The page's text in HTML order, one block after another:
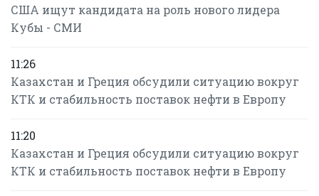
США ищут кандидата на роль нового лидера
Кубы - СМИ
11:26
Казахстан и Греция обсудили ситуацию вокруг
КТК и стабильность поставок нефти в Европу
11:20
Казахстан и Греция обсудили ситуацию вокруг
КТК и стабильность поставок нефти в Европу